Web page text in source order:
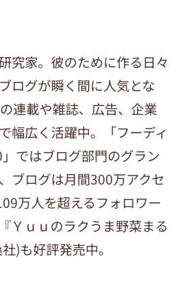
究家。彼のために作る日々
ログが瞬く間に人気とな
連載や雑誌、広告、企業
幅広く活躍中。「フーディ
ではブログ部門のグラン
ブログは月間300万アクセ
万人を超えるフォロワー
Ｙｕｕのラクうま野菜まる
)も好評発売中。